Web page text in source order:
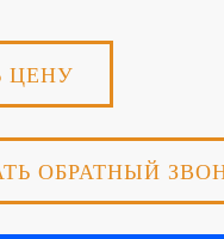
ЦЕНУ
ОБРАТНЫЙ